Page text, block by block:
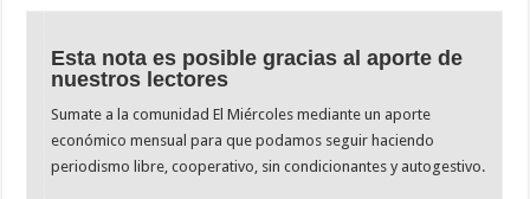
Esta nota es posible gracias al aporte de
nuestros lectores
Sumate a la comunidad El Miércoles mediante un aporte
económico mensual para que podamos seguir haciendo
periodismo libre, cooperativo, sin condicionantes y autogestivo.